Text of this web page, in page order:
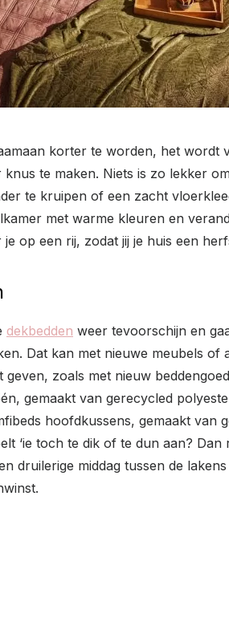
korter te worden, het
te maken. Niets is zo lekker
te kruipen of een zacht
met warme kleuren en
op een rij, zodat jij je huis een
dekbedden weer tevoorschijn en
Dat kan met nieuwe meubels
zoals met nieuw
gemaakt van gerecycled
hoofdkussens, gemaakt
‘ie toch te dik of te dun aan?
druilerige middag tussen de